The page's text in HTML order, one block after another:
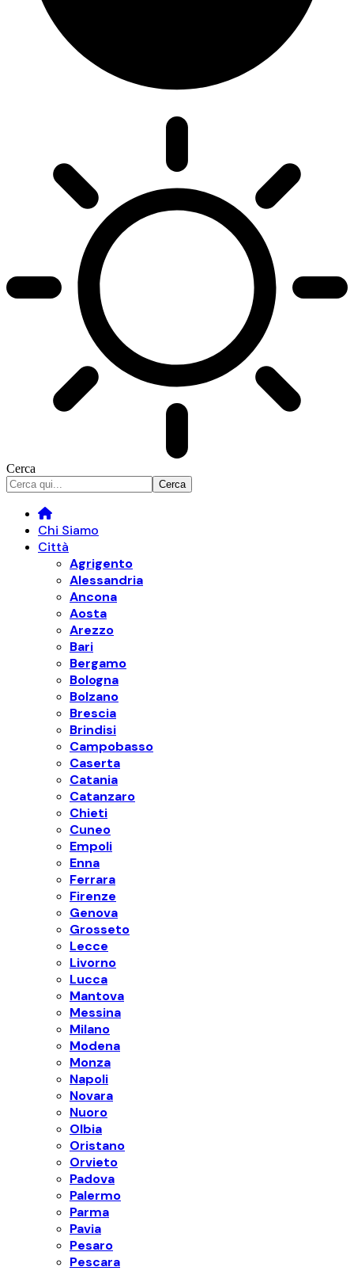
Cerca
Chi Siamo
Città
Agrigento
Alessandria
Ancona
Aosta
Arezzo
Bari
Bergamo
Bologna
Bolzano
Brescia
Brindisi
Campobasso
Caserta
Catania
Catanzaro
Chieti
Cuneo
Empoli
Enna
Ferrara
Firenze
Genova
Grosseto
Lecce
Livorno
Lucca
Mantova
Messina
Milano
Modena
Monza
Napoli
Novara
Nuoro
Olbia
Oristano
Orvieto
Padova
Palermo
Parma
Pavia
Pesaro
Pescara